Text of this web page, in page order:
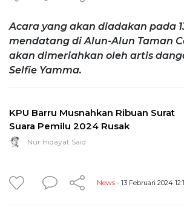
Acara yang akan diadakan pada
mendatang di Alun-Alun Taman
akan dimeriahkan oleh artis
Selfie Yamma.
KPU Barru Musnahkan Ribuan Surat
Suara Pemilu 2024 Rusak
Nur Hidayat Said
News - 13 Februari 2024